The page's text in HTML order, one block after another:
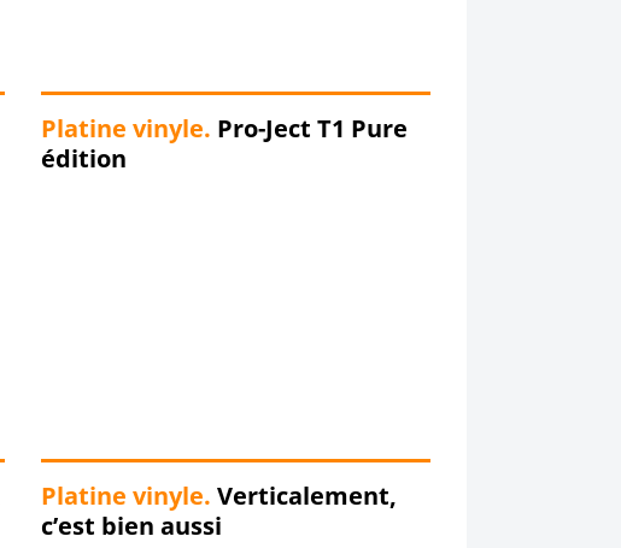
Platine vinyle. Pro-Ject T1 Pure
édition
Platine vinyle. Verticalement,
c’est bien aussi